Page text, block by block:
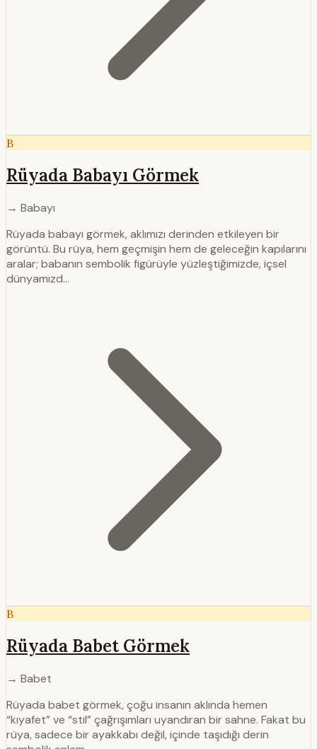
B
Rüyada Babayı Görmek
→ Babayı
Rüyada babayı görmek, aklımızı derinden etkileyen bir
görüntü. Bu rüya, hem geçmişin hem de geleceğin kapılarını
aralar; babanın sembolik figürüyle yüzleştiğimizde, içsel
dünyamızd…
B
Rüyada Babet Görmek
→ Babet
Rüyada babet görmek, çoğu insanın aklında hemen
“kıyafet” ve “stil” çağrışımları uyandıran bir sahne. Fakat bu
rüya, sadece bir ayakkabı değil, içinde taşıdığı derin